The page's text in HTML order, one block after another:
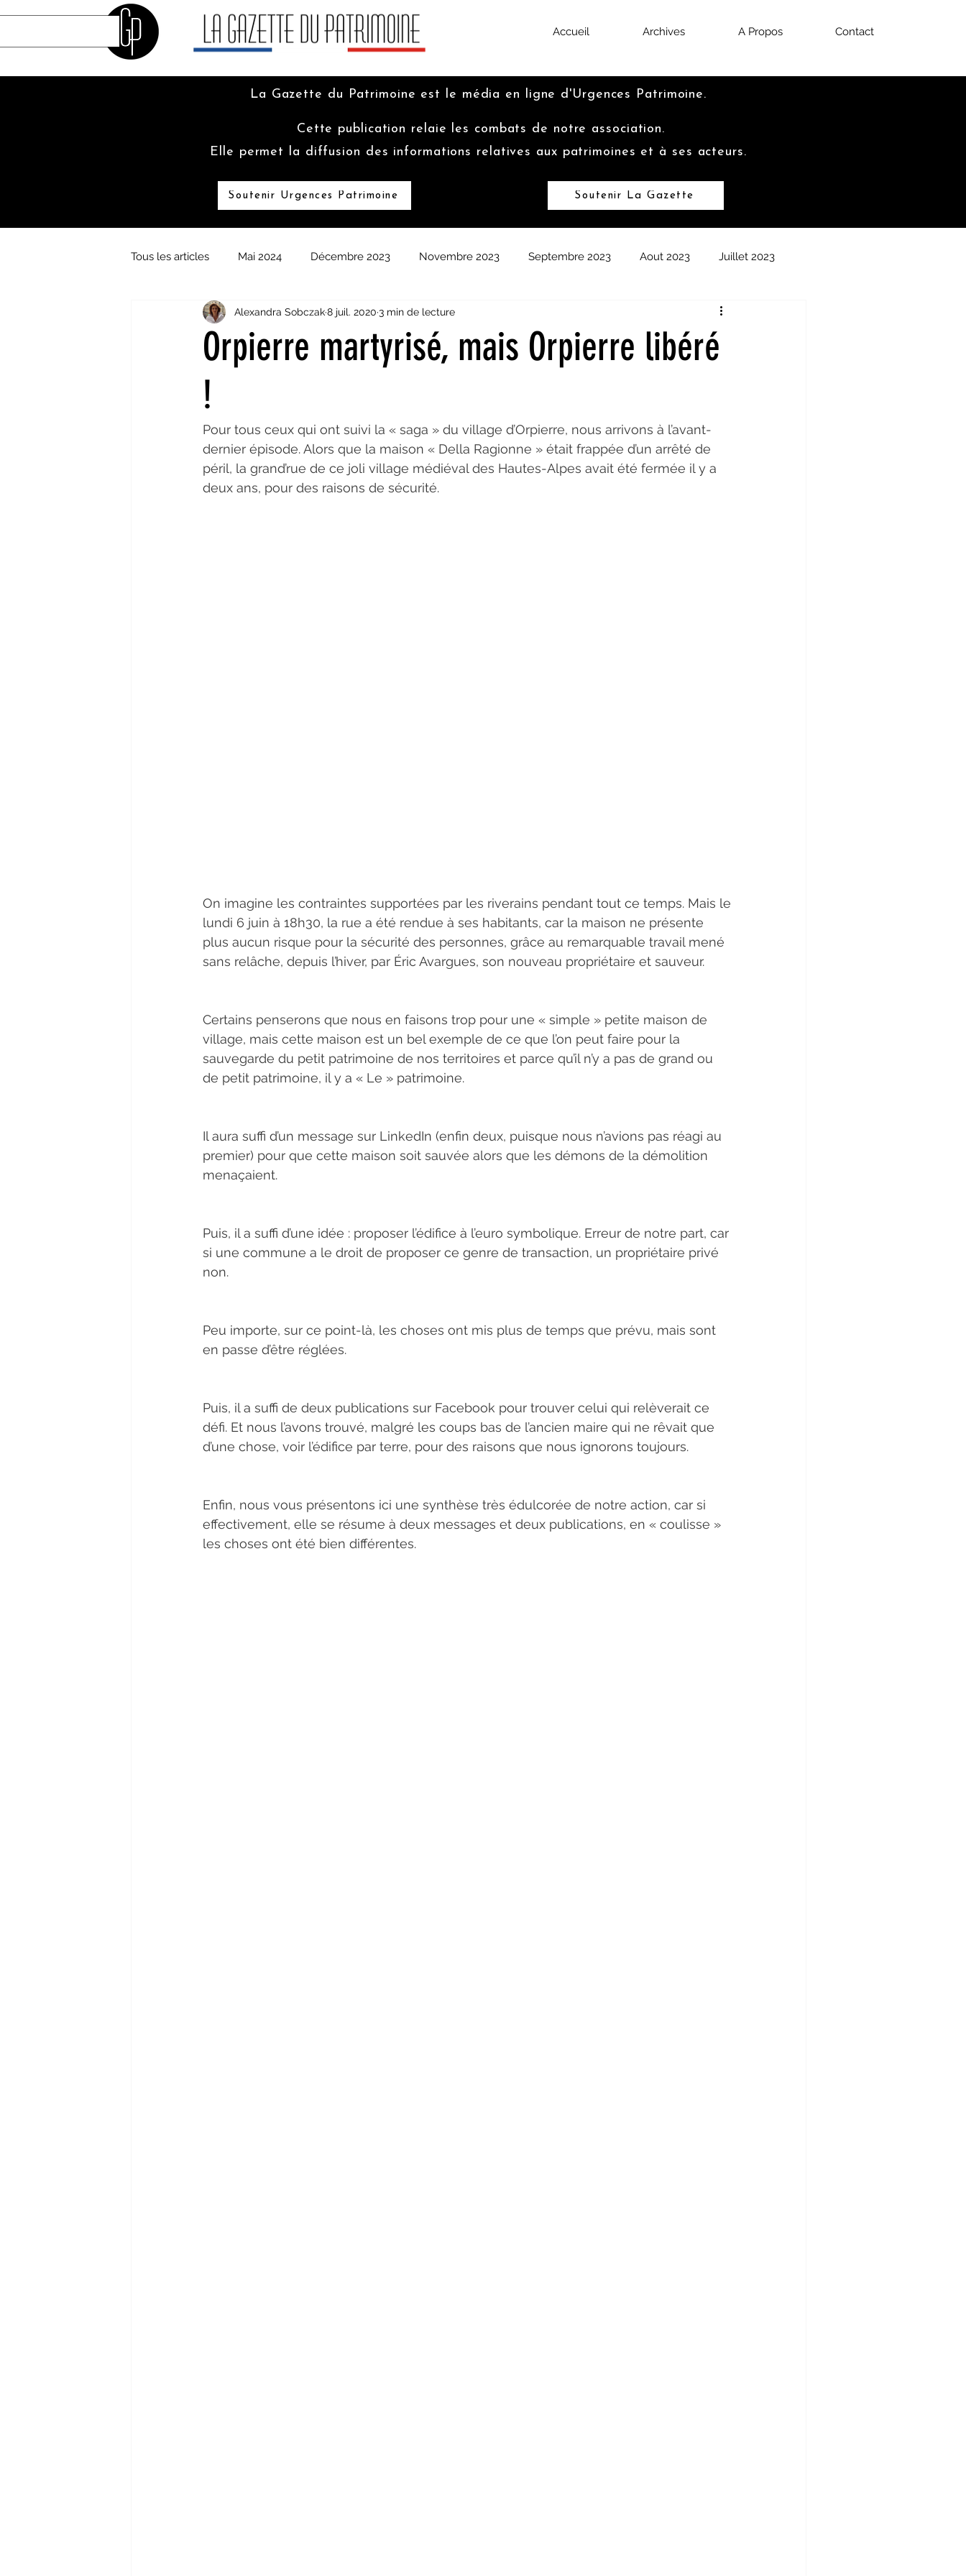
Accueil Archives A Propos Contact
La Gazette du Patrimoine est le média en ligne d'Urgences Patrimoine.
Cette publication relaie les combats de notre association.
Elle permet la diffusion des informations relatives aux patrimoines et à ses acteurs.
Soutenir Urgences Patrimoine Soutenir La Gazette
Tous les articles Mai 2024 Décembre 2023 Novembre 2023 Septembre 2023 Aout 2023 Juillet 2023
Juin 2023 Mai 2023 Février 2023 Janvier 2023 Septembre 2022
Mars 2022
Décembre 2021 Octobre 2021 Septembre 2021 Aout 2021 Juillet 2021 Juin 2021 Mai 2021
Avril 2021 Mars 2021
Orpierre martyrisé, mais Orpierre libéré
!
Alexandra Sobczak8 juil. 2020 3 min de lecture
Pour tous ceux qui ont suivi la « saga » du village d’Orpierre, nous arrivons à l’avant-
dernier épisode. Alors que la maison « Della Ragionne » était frappée d’un arrêté de
péril, la grand’rue de ce joli village médiéval des Hautes-Alpes avait été fermée il y a
deux ans, pour des raisons de sécurité.
On imagine les contraintes supportées par les riverains pendant tout ce temps. Mais le
lundi 6 juin à 18h30, la rue a été rendue à ses habitants, car la maison ne présente
plus aucun risque pour la sécurité des personnes, grâce au remarquable travail mené
sans relâche, depuis l’hiver, par Éric Avargues, son nouveau propriétaire et sauveur.
Certains penserons que nous en faisons trop pour une « simple » petite maison de
village, mais cette maison est un bel exemple de ce que l’on peut faire pour la
sauvegarde du petit patrimoine de nos territoires et parce qu’il n’y a pas de grand ou
de petit patrimoine, il y a « Le » patrimoine.
Il aura suffi d’un message sur LinkedIn (enfin deux, puisque nous n’avions pas réagi au
premier) pour que cette maison soit sauvée alors que les démons de la démolition
menaçaient.
Puis, il a suffi d’une idée : proposer l’édifice à l’euro symbolique. Erreur de notre part, car
si une commune a le droit de proposer ce genre de transaction, un propriétaire privé
non.
Peu importe, sur ce point-là, les choses ont mis plus de temps que prévu, mais sont
en passe d’être réglées.
Puis, il a suffi de deux publications sur Facebook pour trouver celui qui relèverait ce
défi. Et nous l’avons trouvé, malgré les coups bas de l’ancien maire qui ne rêvait que
d’une chose, voir l’édifice par terre, pour des raisons que nous ignorons toujours.
Enfin, nous vous présentons ici une synthèse très édulcorée de notre action, car si
effectivement, elle se résume à deux messages et deux publications, en « coulisse »
les choses ont été bien différentes.